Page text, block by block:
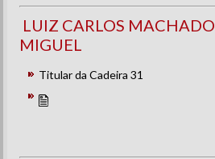
LUIZ CARLOS MACHADO
MIGUEL
Titular da Cadeira 31